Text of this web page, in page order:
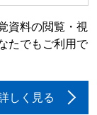
資料の閲覧・視
たでもご利用で
しく見る